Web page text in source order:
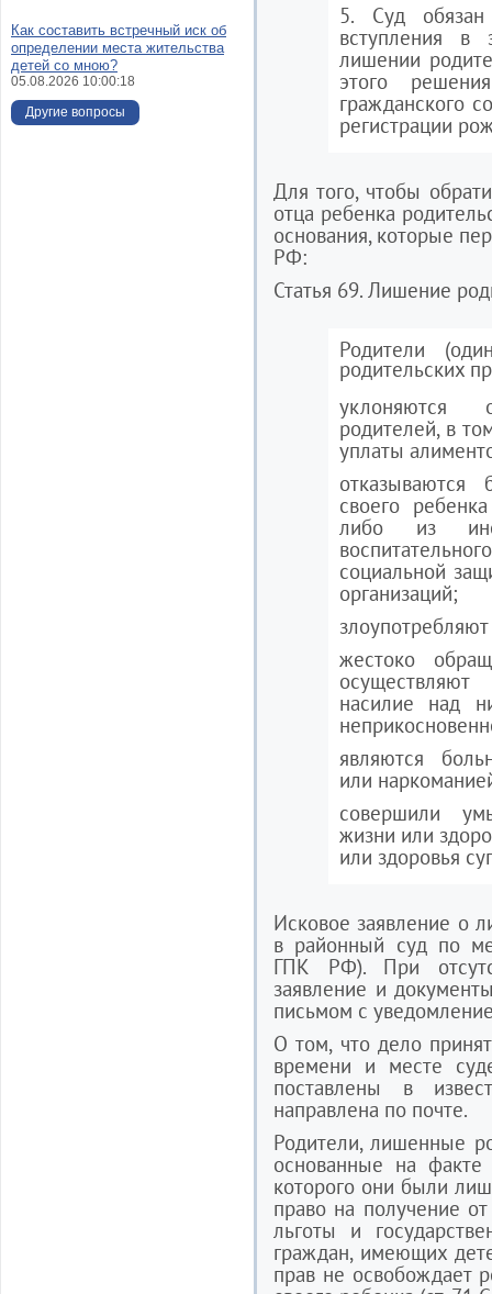
5. Суд
вступления
лишении
этого
гражданского
регистрации
Для того, чтобы
отца ребенка
основания, которые
РФ:
Статья 69. Лишение
Родители
родительских
уклоняются
родителей, в
уплаты
отказываются
своего
либо из
социальной
организаций;
жестоко
насилие над
являются
или
совершили
жизни или
или здоровья
Исковое заявление о
в районный суд по
ГПК РФ). При
заявление и
письмом с
О том, что дело
времени и месте
поставлены в
направлена по почте.
Родители, лишенные
основанные на
которого они были
право на получение
льготы и
граждан, имеющих
прав не освобождает
Как составить встречный иск об
определении места жительства
детей со мною?
05.08.2026 10:00:18
Другие вопросы